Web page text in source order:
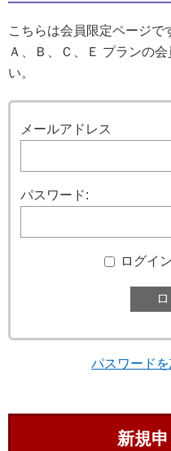
こちらは会員限定ページで
Ａ、Ｂ、Ｃ、Ｅ プランの
い。
メールアドレス
パスワード:
ログイ
パスワード
新規